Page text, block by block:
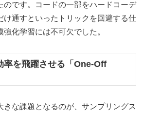
のです。コードの一部をハードコーデ
け通すといったトリックを回避する仕
化学習には不可欠でした。
率を飛躍させる「One-Off
きな課題となるのが、サンプリングス